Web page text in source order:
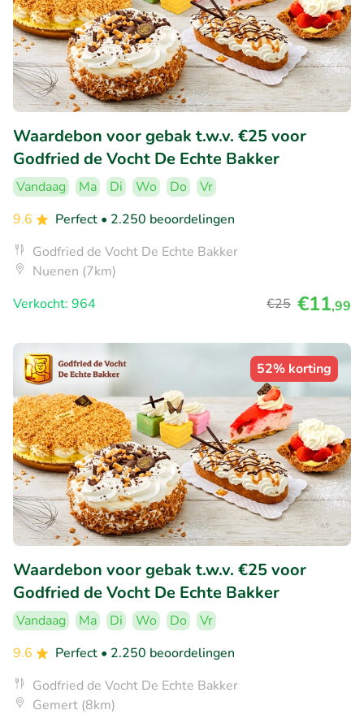
Waardebon voor gebak t.w.v. €25 voor
Godfried de Vocht De Echte Bakker
Vandaag Ma Di Wo Do
Vr
9.6
Perfect • 2.250 beoordelingen
Godfried de Vocht De Echte Bakker
Nuenen (7km)
Verkocht: 964
€25 €11,99
52% korting
Waardebon voor gebak t.w.v. €25 voor
Godfried de Vocht De Echte Bakker
Vandaag Ma Di Wo Do
Vr
9.6
Perfect • 2.250 beoordelingen
Godfried de Vocht De Echte Bakker
Gemert (8km)